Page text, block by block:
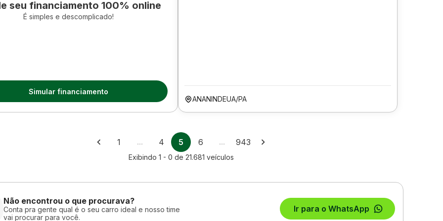
seu financiamento 100% online
É simples e descomplicado!
Simular financiamento
ANANINDEUA/PA
1 … 4 5 6 … 943
Exibindo 1 - 0 de 21.681 veículos
Não encontrou o que procurava?
Conta pra gente qual é o seu carro ideal e nosso time
vai procurar para você.
Ir para o WhatsApp